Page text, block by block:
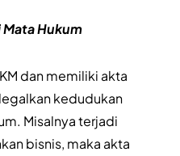
Mata Hukum
dan memiliki akta
kedudukan
Misalnya terjadi
bisnis, maka akta